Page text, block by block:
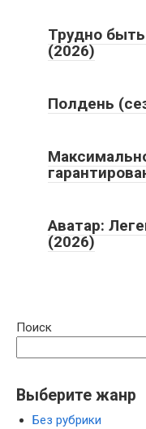
Трудно
(2026)
Полдень
Аватар:
(2026)
Поиск
Выберите жанр
Без рубрики